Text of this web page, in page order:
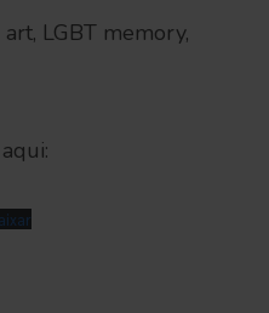
LGBT memory,